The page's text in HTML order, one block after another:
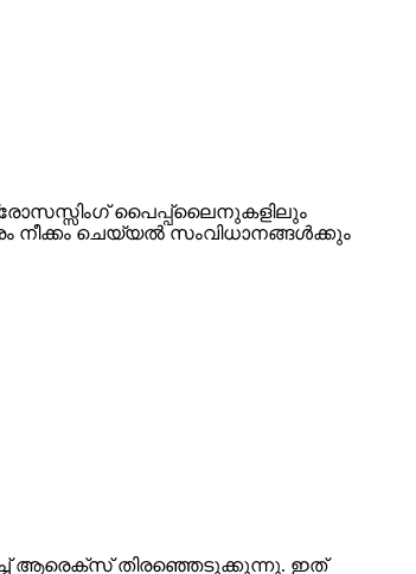
പൈപ്പ്ലൈനുകളിലും
നീക്കം ചെയ്യൽ സംവിധാനങ്ങൾക്കും
ആരെക്സ് തിരഞ്ഞെടുക്കുന്നു. ഇത്